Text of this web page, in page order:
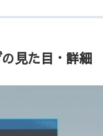
見た目・詳細